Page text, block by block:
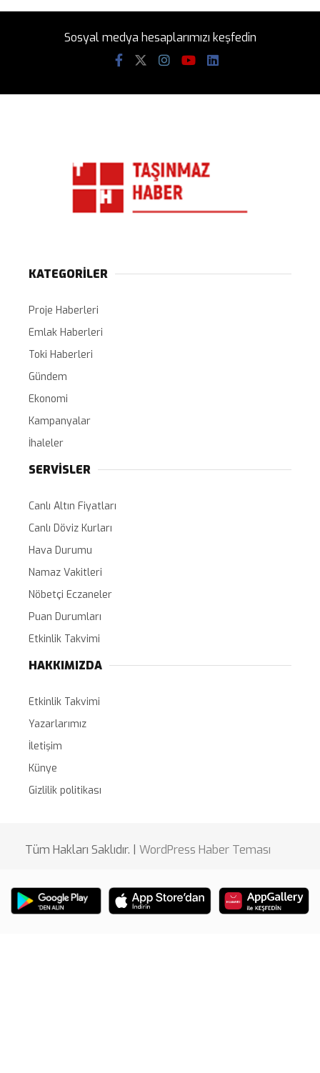
Sosyal medya hesaplarımızı keşfedin
KATEGORİLER
Proje Haberleri
Emlak Haberleri
Toki Haberleri
Gündem
Ekonomi
Kampanyalar
İhaleler
SERVİSLER
Canlı Altın Fiyatları
Canlı Döviz Kurları
Hava Durumu
Namaz Vakitleri
Nöbetçi Eczaneler
Puan Durumları
Etkinlik Takvimi
HAKKIMIZDA
Etkinlik Takvimi
Yazarlarımız
İletişim
Künye
Gizlilik politikası
Tüm Hakları Saklıdır. | WordPress Haber Teması